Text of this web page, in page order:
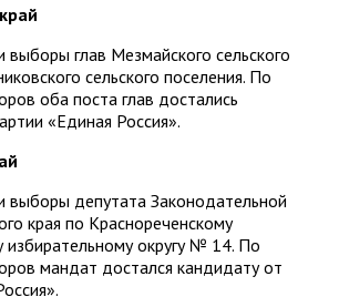
выборы глав Мезмайского сельского
сельского поселения. По
оба поста глав достались
«Единая Россия».
выборы депутата Законодательной
края по Краснореченскому
округу № 14. По
мандат достался кандидату от